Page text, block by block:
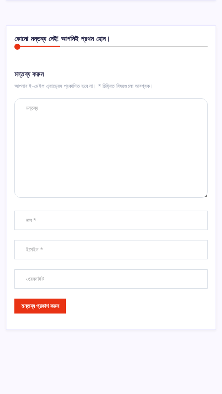
কোনো মন্তব্য নেই! আপনিই প্রথম হোন।
মন্তব্য করুন
আপনার ই-মেইল এ্যাড্রেস প্রকাশিত হবে না। * চিহ্নিত বিষয়গুলো আবশ্যক।